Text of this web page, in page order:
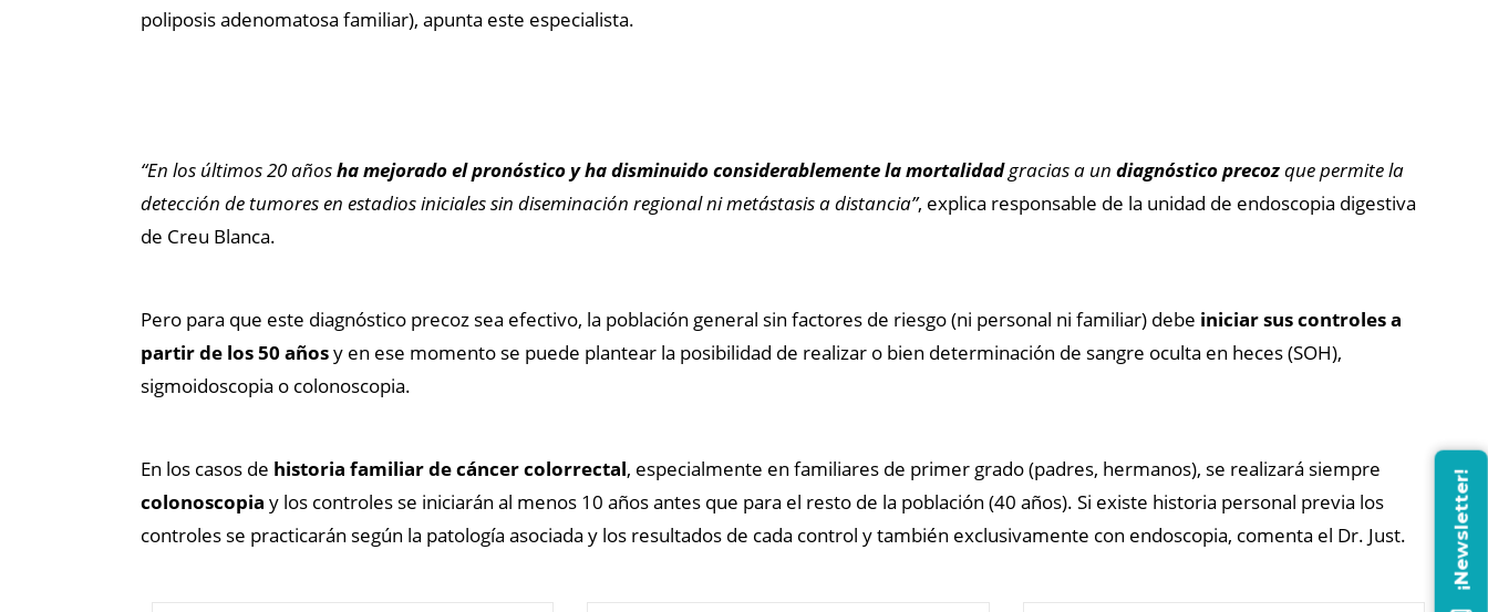
poliposis adenomatosa familiar), apunta este especialista.
“En los últimos 20 añosha mejorado el pronóstico y ha disminuido considerablemente la mortalidadgracias a un diagnóstico precozque permite la
detección de tumores en estadios iniciales sin diseminación regional ni metástasis a distancia”, explica responsable de la unidad de endoscopia digestiva
de Creu Blanca.
Pero para que este diagnóstico precoz sea efectivo, la población general sin factores de riesgo (ni personal ni familiar) debe iniciar sus controles a
partir de los 50 añosy en ese momento se puede plantear la posibilidad de realizar o bien determinación de sangre oculta en heces (SOH),
sigmoidoscopia o colonoscopia.
En los casos de historia familiar de cáncer colorrectal, especialmente en familiares de primer grado (padres, hermanos), se realizará siempre
colonoscopia y los controles se iniciarán al menos 10 años antes que para el resto de la población (40 años). Si existe historia personal previa los
controles se practicarán según la patología asociada y los resultados de cada control y también exclusivamente con endoscopia, comenta el Dr. Just.
¡Newsletter!